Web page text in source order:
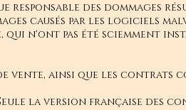
responsable des
causés par les logiciels
qui n'ont pas été sciemment
vente, ainsi que les contrats
Seule la version française des